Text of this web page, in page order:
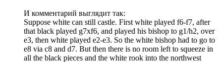
И комментарий выглядит так:
Suppose white can still castle. First white played f6-f7, after
that black played g7xf6, and played his bishop to g1/h2, over
e3, then white played e2-e3. So the white bishop had to go to
e8 via c8 and d7. But then there is no room left to squeeze in
all the black pieces and the white rook into the northwest